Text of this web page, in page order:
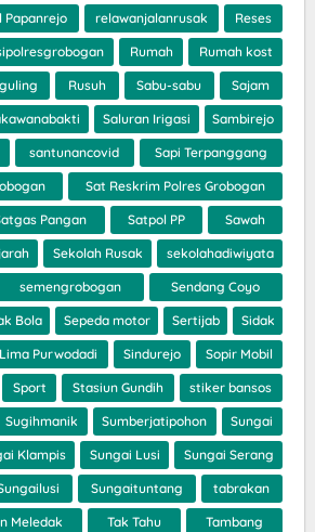
Papanrejo relawanjalanrusak Reses
Rumah Rumah kost
Rusuh Sabu-sabu Sajam
Saluran Irigasi Sambirejo
santunancovid Sapi Terpanggang
Sat Reskrim Polres Grobogan
Pangan Satpol PP Sawah
Sekolah Rusak sekolahadiwiyata
semengrobogan Sendang Coyo
Bola Sepeda motor Sertijab Sidak
Purwodadi Sindurejo Sopir Mobil
Sport Stasiun Gundih stiker bansos
Sugihmanik Sumberjatipohon Sungai
Klampis Sungai Lusi Sungai Serang
Sungaituntang tabrakan
Meledak Tak Tahu Tambang